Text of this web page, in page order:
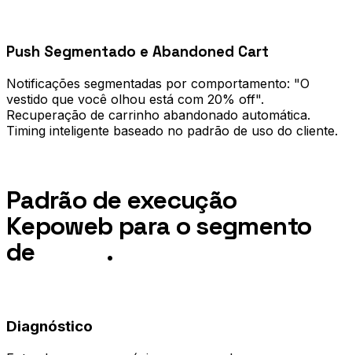
Push Segmentado e Abandoned Cart
Notificações segmentadas por comportamento: "O
vestido que você olhou está com 20% off".
Recuperação de carrinho abandonado automática.
Timing inteligente baseado no padrão de uso do cliente.
Padrão de execução
Kepoweb para o segmento
de
.
Diagnóstico